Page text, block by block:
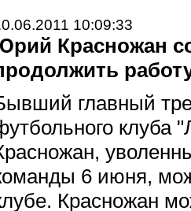
10:09:33
Красножан
главный
клуба
6 июня,
Красножан